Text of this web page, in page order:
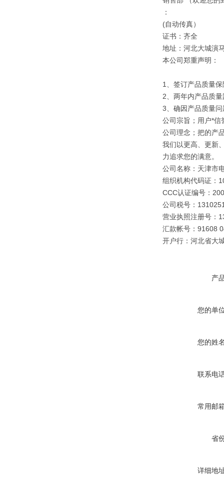
：
(自动传真）
证书：齐全
地址：河北大城演
本公司郑重声明：
1、签订产品质量
2、两年内产品质
3、确因产品质量
公司宗旨；用户*信
公司理念；把的产
我们以更高、更新
力追求您的满意。
公司名称：天津市
组织机构代码证：
CCC认证编号：
公司税号：
营业执照注册号：
汇款帐号：91608
开户行：河北省大
产
您的单
您的姓
联系电
常用邮
省
详细地